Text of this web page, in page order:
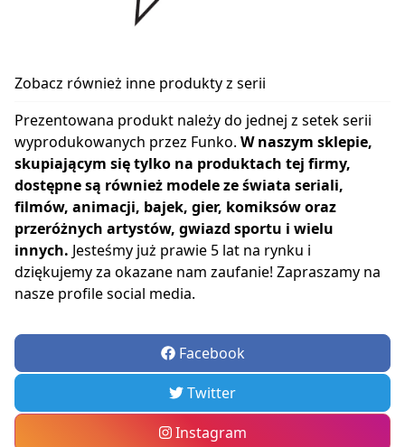
Zobacz również inne produkty z serii
Prezentowana produkt należy do jednej z setek serii
wyprodukowanych przez Funko. W naszym sklepie,
skupiającym się tylko na produktach tej firmy,
dostępne są również modele ze świata seriali,
filmów, animacji, bajek, gier, komiksów oraz
przeróżnych artystów, gwiazd sportu i wielu
innych. Jesteśmy już prawie 5 lat na rynku i
dziękujemy za okazane nam zaufanie! Zapraszamy na
nasze profile social media.
Facebook
Twitter
Instagram